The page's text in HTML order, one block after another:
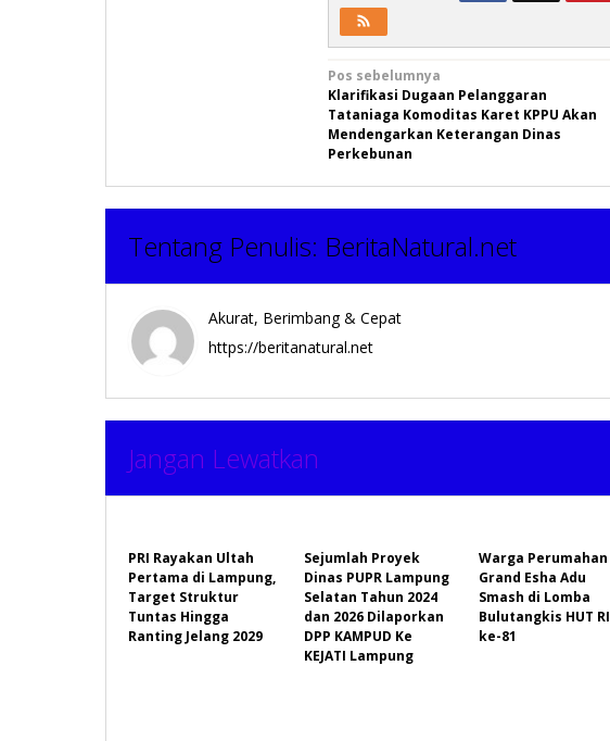
Navigasi
pos
Pos sebelumnya
Klarifikasi Dugaan Pelanggaran
Tataniaga Komoditas Karet KPPU Akan
Mendengarkan Keterangan Dinas
Perkebunan
Tentang Penulis: BeritaNatural.net
Akurat, Berimbang & Cepat
https://beritanatural.net
Jangan Lewatkan
PRI Rayakan Ultah
Pertama di Lampung,
Target Struktur
Tuntas Hingga
Ranting Jelang 2029
Sejumlah Proyek
Dinas PUPR Lampung
Selatan Tahun 2024
dan 2026 Dilaporkan
DPP KAMPUD Ke
KEJATI Lampung
Warga Perumahan
Grand Esha Adu
Smash di Lomba
Bulutangkis HUT RI
ke-81